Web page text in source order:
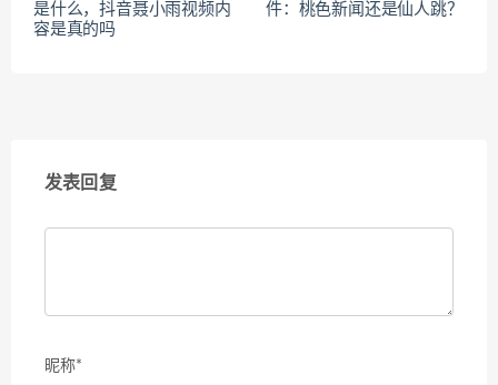
是什么，抖音聂小雨视频内
容是真的吗
件：桃色新闻还是仙人跳？
发表回复
昵称*